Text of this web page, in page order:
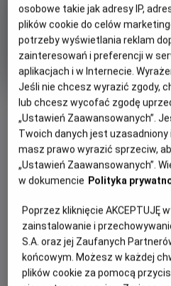
OBSERWUJ
МОРТАЛ
Oryginalny
tytuł
Mortal Kombat
15 lat
Czas
trwania
116 min
Kraj
i
rok
USA
PREMIERA
8 maja 2026
Саймон Макквойд
OBSADA
Карл Урбан, Аделін Рудольф,
Ловсон, Луді Лінь, Льюїс Тан,
WIĘCEJ
Від студії New Line Cinema —
культової франшизи,
відеогри Mortal Kombat II.
osobowe takie jak adresy IP,
plików cookie do celów
potrzeby wyświetlania reklam
zainteresowań i preferencji w
aplikacjach i w Internecie.
Jeśli nie chcesz wyrazić zgody,
lub chcesz wycofać zgodę
„Ustawień Zaawansowanych”.
Twoich danych jest
masz prawo wyrazić sprzeciw,
„Ustawień Zaawansowanych”.
w dokumencie Polityka
Poprzez kliknięcie AKCEPTUJĘ
zainstalowanie i
S.A. oraz jej Zaufanych
końcowym. Możesz w każdej
plików cookie za pomocą